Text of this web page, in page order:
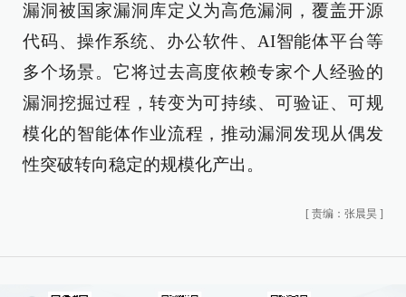
漏洞被国家漏洞库定义为高危漏洞，覆盖开源
代码、操作系统、办公软件、AI智能体平台等
多个场景。它将过去高度依赖专家个人经验的
漏洞挖掘过程，转变为可持续、可验证、可规
模化的智能体作业流程，推动漏洞发现从偶发
性突破转向稳定的规模化产出。
[ 责编：张晨昊 ]